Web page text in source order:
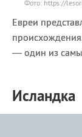
Фото: https://
Евреи
— один из
Исландка